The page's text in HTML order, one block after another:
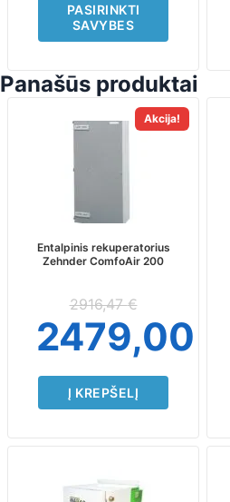
PASIRINKTI
SAVYBES
Panašūs produktai
Akcija!
Entalpinis rekuperatorius
Zehnder ComfoAir 200
2916,47€
2479,00
Į KREPŠELĮ